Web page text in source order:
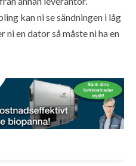
kan ni se sändningen i låg
ni en dator så måste ni ha en